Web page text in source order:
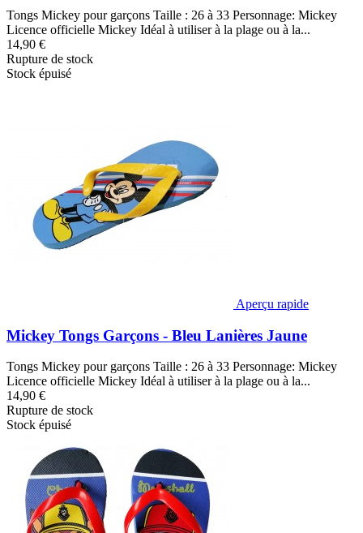
Tongs Mickey pour garçons Taille : 26 à 33 Personnage: Mickey
Licence officielle Mickey Idéal à utiliser à la plage ou à la...
14,90 €
Rupture de stock
Stock épuisé
Aperçu rapide
Mickey Tongs Garçons - Bleu Lanières Jaune
Tongs Mickey pour garçons Taille : 26 à 33 Personnage: Mickey
Licence officielle Mickey Idéal à utiliser à la plage ou à la...
14,90 €
Rupture de stock
Stock épuisé